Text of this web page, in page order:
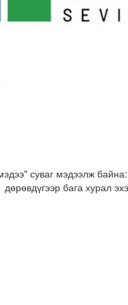
хөрөнгө 7.6 тэрбум
суваг мэдээлж
дөрөвдүгээр бага хурал